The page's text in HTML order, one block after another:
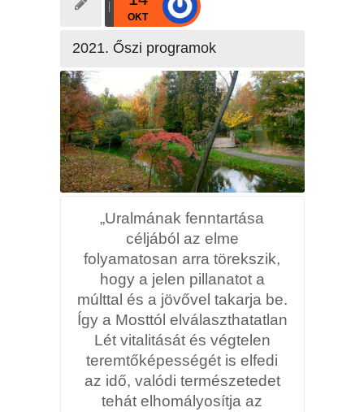
OKT
2021. Őszi programok
„Uralmának fenntartása
céljából az elme
folyamatosan arra törekszik,
hogy a jelen pillanatot a
múlttal és a jövővel takarja be.
Így a Mosttól elválaszthatatlan
Lét vitalitását és végtelen
teremtőképességét is elfedi
az idő, valódi természetedet
tehát elhomályosítja az